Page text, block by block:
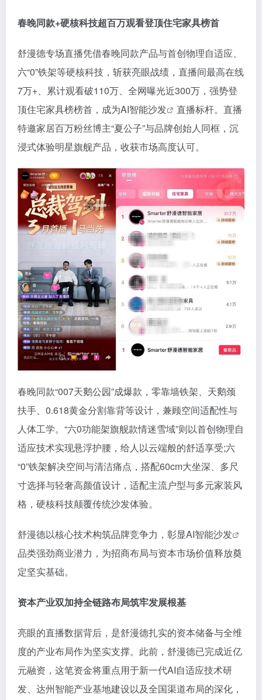
春晚同款+硬核科技超百万观看登顶住宅家具榜首
舒漫德专场直播凭借春晚同款产品与首创物理自适应、
六“0”铁架等硬核科技，斩获亮眼战绩，直播间最高在线
7万+、累计观看破110万、 全网曝光近300万，强势登
顶住宅家具榜榜首，成为AI智能沙发
直播标杆。直播
特邀家居百万粉丝博主“夏公子”与品牌创始人同框，沉
浸式体验明星旗舰产品，收获市场高度认可。
春晚同款“007天鹅公园”成爆款，零靠墙铁架、天鹅颈
扶手、0.618黄金分割靠背等设计，兼顾空间适配性与
人体工学。“六0功能架旗舰款情迷雪域”则以首创物理自
适应技术实现悬浮护腰，给人以云端般的舒适享受;六
“0”铁架解决空间与清洁痛点，搭配60cm大坐深、多尺
寸选择与轻奢高颜值设计，适配主流户型与多元家装风
格，硬核科技颠覆传统沙发体验。
舒漫德以核心技术构筑品牌竞争力，彰显AI智能沙发
品类强劲商业潜力，为招商布局与资本市场价值释放奠
定坚实基础。
资本产业双加持全链路布局筑牢发展根基
亮眼的直播数据背后，是舒漫德扎实的资本储备与全维
度的产业布局作为坚实支撑。此前，舒漫德已完成近亿
元融资，这笔资金将重点用于新一代AI自适应技术研
发、达州智能产业基地建设以及全国渠道布局的深化，